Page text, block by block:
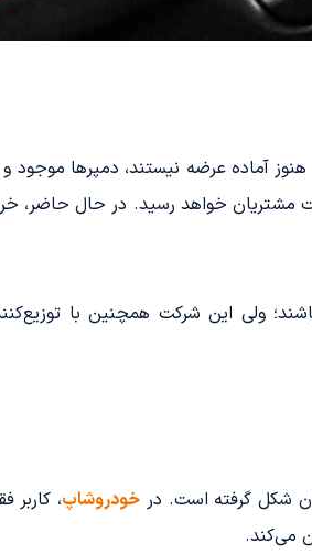
آماده عرضه نیستند، دمپرها موجود و
مشتریان خواهد رسید. در حال حاضر،
ولی این شرکت همچنین با
شکل گرفته است. در خودروشاپ، کاربر
می‌کند.